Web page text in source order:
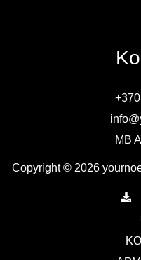
MB
Copyright © 2026